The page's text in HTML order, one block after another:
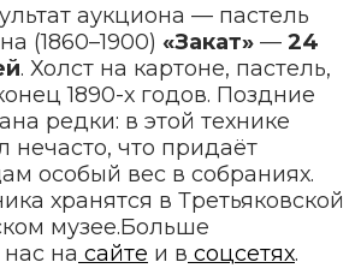
аукциона — пастель
(1860–1900) «Закат» — 24
. Холст на картоне, пастель,
1890-х годов. Поздние
редки: в этой технике
нечасто, что придаёт
особый вес в собраниях.
хранятся в Третьяковской
музее.Больше
на сайте и в соцсетях.